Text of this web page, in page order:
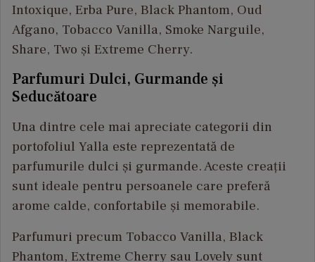
Intoxique, Erba Pure, Black Phantom, Oud
Afgano, Tobacco Vanilla, Smoke Narguile,
Share, Two și Extreme Cherry.
Parfumuri Dulci, Gurmande și
Seducătoare
Una dintre cele mai apreciate categorii din
portofoliul Yalla este reprezentată de
parfumurile dulci și gurmande. Aceste creații
sunt ideale pentru persoanele care preferă
arome calde, confortabile și memorabile.
Parfumuri precum Tobacco Vanilla, Black
Phantom, Extreme Cherry sau Lovely sunt